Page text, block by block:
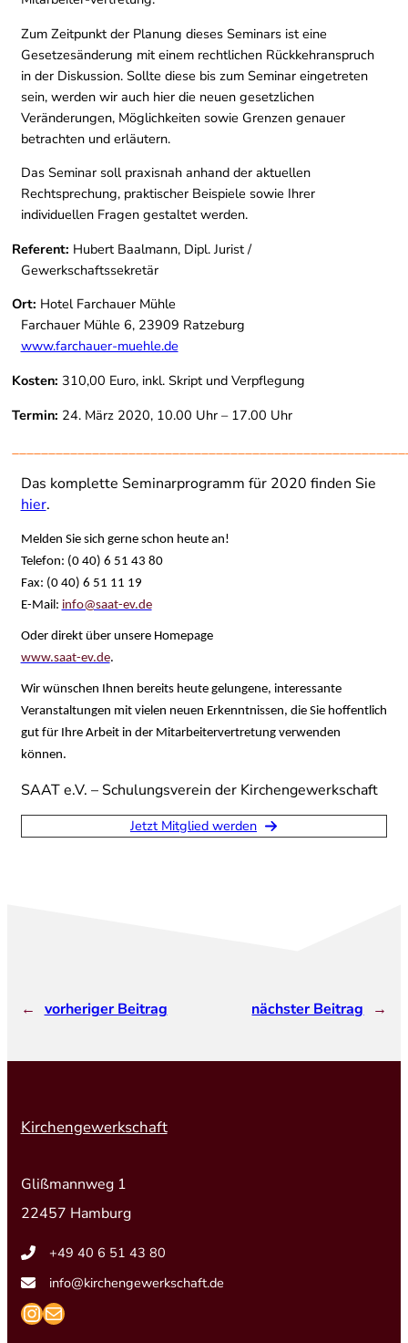
Zum Zeitpunkt der Planung dieses Seminars ist eine
Gesetzesänderung mit einem rechtlichen Rückkehranspruch
in der Diskussion. Sollte diese bis zum Seminar eingetreten
sein, werden wir auch hier die neuen gesetzlichen
Veränderungen, Möglichkeiten sowie Grenzen genauer
betrachten und erläutern.
Das Seminar soll praxisnah anhand der aktuellen
Rechtsprechung, praktischer Beispiele sowie Ihrer
individuellen Fragen gestaltet werden.
Referent: Hubert Baalmann, Dipl. Jurist /
Gewerkschaftssekretär
Ort: Hotel Farchauer Mühle
Farchauer Mühle 6, 23909 Ratzeburg
www.farchauer-muehle.de
Kosten: 310,00 Euro, inkl. Skript und Verpflegung
Termin: 24. März 2020, 10.00 Uhr – 17.00 Uhr
Das komplette Seminarprogramm für 2020 finden Sie
hier.
Melden Sie sich gerne schon heute an!
Telefon: (0 40) 6 51 43 80
Fax: (0 40) 6 51 11 19
E-Mail: info@saat-ev.de
Oder direkt über unsere Homepage
www.saat-ev.de.
Wir wünschen Ihnen bereits heute gelungene, interessante
Veranstaltungen mit vielen neuen Erkenntnissen, die Sie hoffentlich
gut für Ihre Arbeit in der Mitarbeitervertretung verwenden
können.
SAAT e.V. – Schulungsverein der Kirchengewerkschaft
Jetzt Mitglied werden
← vorheriger Beitrag nächster Beitrag →
Kirchengewerkschaft
Glißmannweg 1
22457 Hamburg
+49 40 6 51 43 80
info@kirchengewerkschaft.de
https://www.instagram.com/
mailto:info@kirchengewerkschaft.de